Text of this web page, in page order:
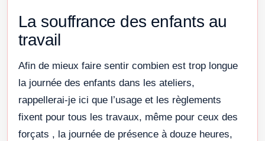
La souffrance des enfants au
travail
Afin de mieux faire sentir combien est trop longue
la journée des enfants dans les ateliers,
rappellerai-je ici que l’usage et les règlements
fixent pour tous les travaux, même pour ceux des
forçats , la journée de présence à douze heures,